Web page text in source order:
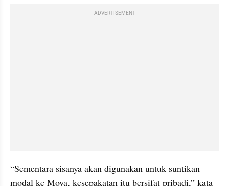
ADVERTISEMENT
“Sementara sisanya akan digunakan untuk suntikan
modal ke Moya, kesepakatan itu bersifat pribadi,” kata